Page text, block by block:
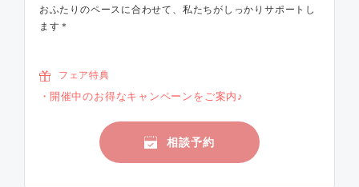
おふたりのペースに合わせて、私たちがしっかりサポートし
ます＊
フェア特典
開催中のお得なキャンペーンをご案内♪
相談予約